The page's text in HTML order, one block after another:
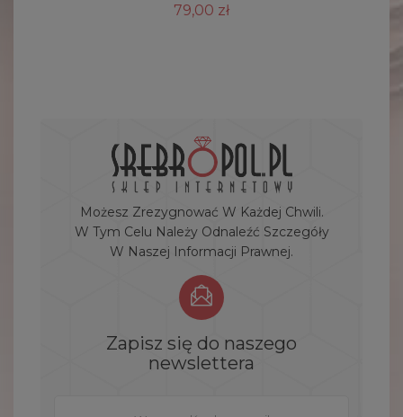
79,00 zł
Możesz Zrezygnować W Każdej Chwili.
W Tym Celu Należy Odnaleźć Szczegóły
W Naszej Informacji Prawnej.
Zapisz się do naszego
newslettera